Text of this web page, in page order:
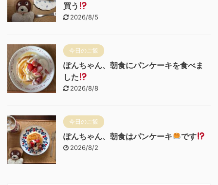
買う
2026/8/5
今日のご飯
ぽんちゃん、朝食にパンケーキを食べま
した
2026/8/8
今日のご飯
ぽんちゃん、朝食はパンケーキ です
2026/8/2